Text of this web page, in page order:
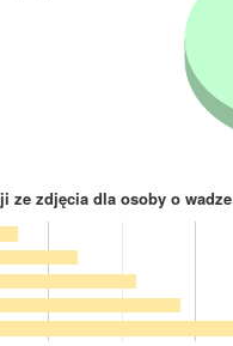
ze zdjęcia dla osoby o wadze